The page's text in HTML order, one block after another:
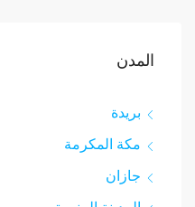
المدن
بريدة
مكة المكرمة
جازان